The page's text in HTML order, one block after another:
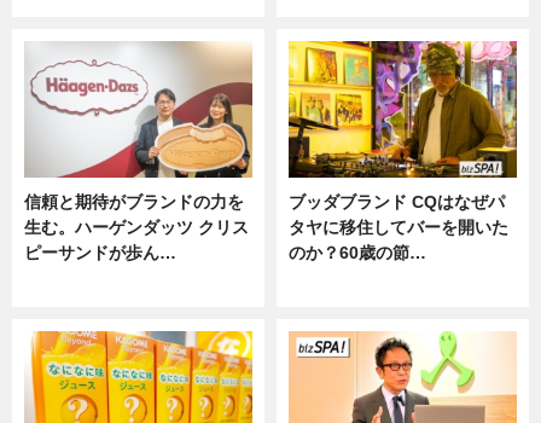
信頼と期待がブランドの力を
生む。ハーゲンダッツ クリス
ピーサンドが歩ん…
ブッダブランド CQはなぜパ
タヤに移住してバーを開いた
のか？60歳の節…